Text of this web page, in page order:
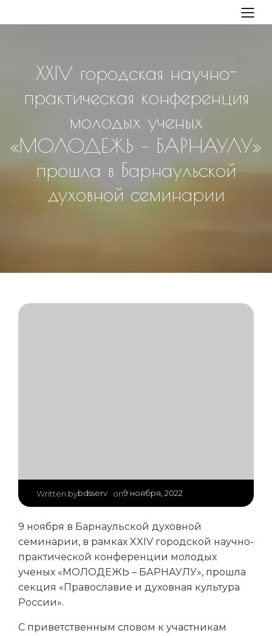
XXIV городская научно-
практическая конференция
молодых ученых
«МОЛОДЕЖЬ – БАРНАУЛУ»
прошла в Барнаульской
духовной семинарии
Written bybdsserv on9 ноября, 2022
9 ноября в Барнаульской духовной
семинарии, в рамках XXIV городской научно-
практической конференции молодых
ученых «МОЛОДЕЖЬ – БАРНАУЛУ», прошла
секция «Православие и духовная культура
России».
С приветственным словом к участникам